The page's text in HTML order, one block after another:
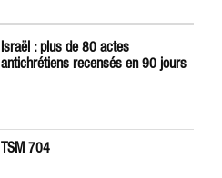
Israël : plus de 80 actes
antichrétiens recensés en 90 jours
TSM 704